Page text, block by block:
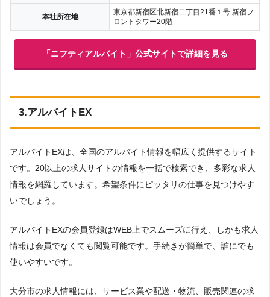
本社所在地
東京都新宿区北新宿二丁目21番１号 新宿フ
ロントタワー20階
「ニフティアルバイト」公式サイトで詳細を見る
3.アルバイトEX
アルバイトEXは、全国のアルバイト情報を幅広く提供するサイト
です。20以上の求人サイトの情報を一括で検索でき、多彩な求人
情報を網羅しています。希望条件にピッタリの仕事を見つけやす
いでしょう。
アルバイトEXの会員登録はWEB上でスムーズに行え、しかも求人
情報は会員でなくても閲覧可能です。手続きが簡単で、誰にでも
使いやすいです。
大分市の求人情報には、サービス業や配送・物流、販売関連の求